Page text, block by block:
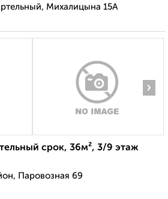
Михалицына 15А
›
срок, 36м², 3/9 этаж
Паровозная 69